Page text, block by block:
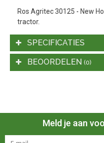
Ros Agritec 30125 - New
tractor.
SPECIFICATIES
BEOORDELEN (0)
Meld je aan